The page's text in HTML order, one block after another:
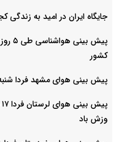
جایگاه ایران در امید به زندگی
پیش
کشور
پیش بینی هوای مشهد فردا شنبه ۱۷ مرداد/ افزایش دما از روز سه
وزش باد